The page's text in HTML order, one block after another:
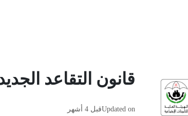
قانون التقاعد
Updated onقبل 4 أشهر